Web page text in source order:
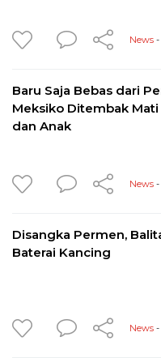
News -
Baru Saja Bebas dari
Meksiko Ditembak
dan Anak
News -
Disangka Permen,
Baterai Kancing
News -